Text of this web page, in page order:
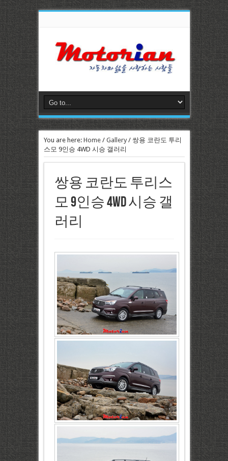
You are here: Home/ Gallery/ 쌍용 코란도 투리
스모 9인승 4WD 시승 갤러리
쌍용 코란도 투리스
모 9인승 4WD 시승 갤
러리